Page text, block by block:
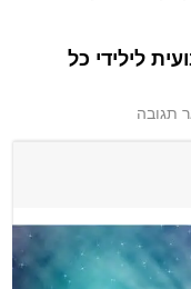
לילידי כל
תגובה